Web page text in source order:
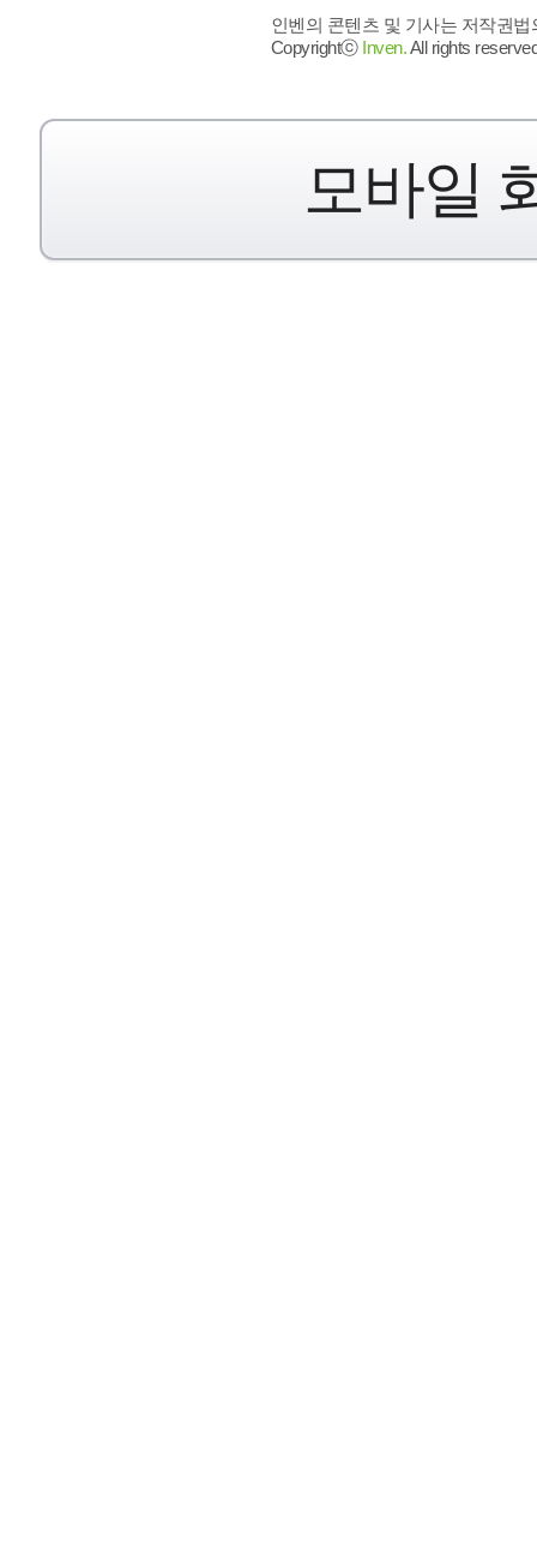
인벤의 콘텐츠 및 기사는 저작권
Copyrightⓒ Inven.All rights
모바일